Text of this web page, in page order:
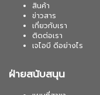
สินค้า
ข่าวสาร
เกี่ยวกับเรา
ติดต่อเรา
เจไอบี ดีอย่างไร
ฝ่ายสนับสนุน